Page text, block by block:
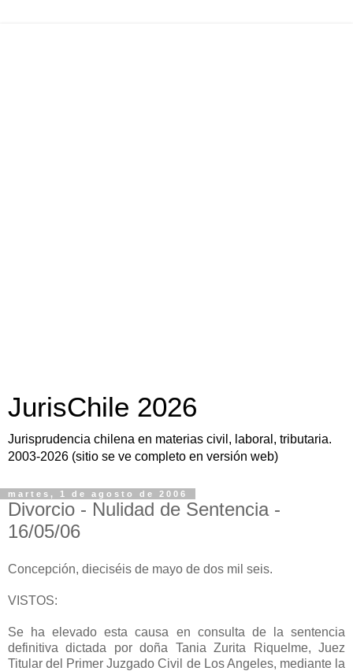
JurisChile 2026
Jurisprudencia chilena en materias civil, laboral, tributaria.
2003-2026 (sitio se ve completo en versión web)
martes, 1 de agosto de 2006
Divorcio - Nulidad de Sentencia -
16/05/06
Concepción, dieciséis de mayo de dos mil seis.
VISTOS:
Se ha elevado esta causa en consulta de la sentencia
definitiva dictada por doña Tania Zurita Riquelme, Juez
Titular del Primer Juzgado Civil de Los Angeles, mediante la